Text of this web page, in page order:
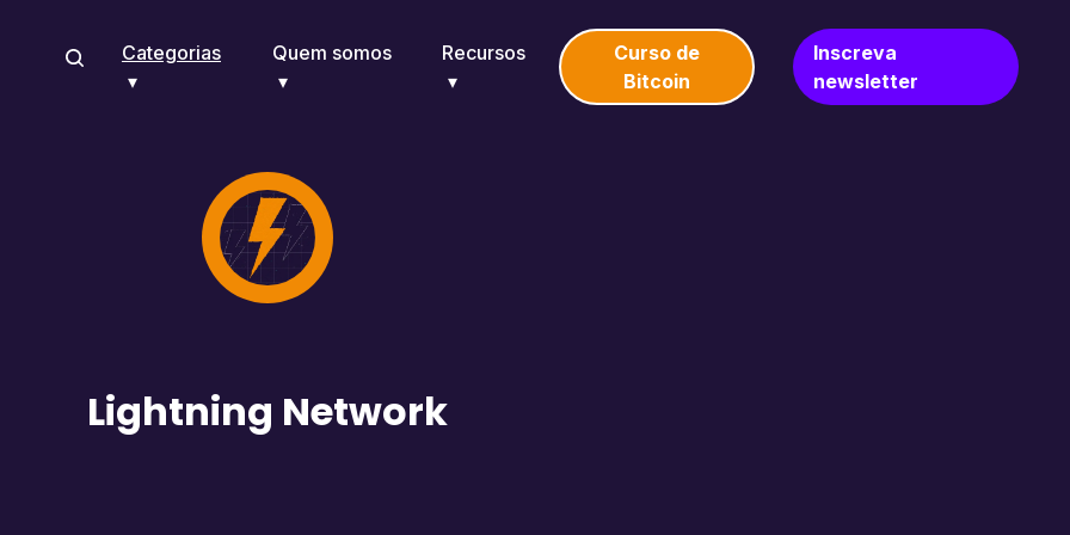
Categorias Quem somos Recursos
Curso de
Bitcoin
Inscreva
newsletter
Lightning Network